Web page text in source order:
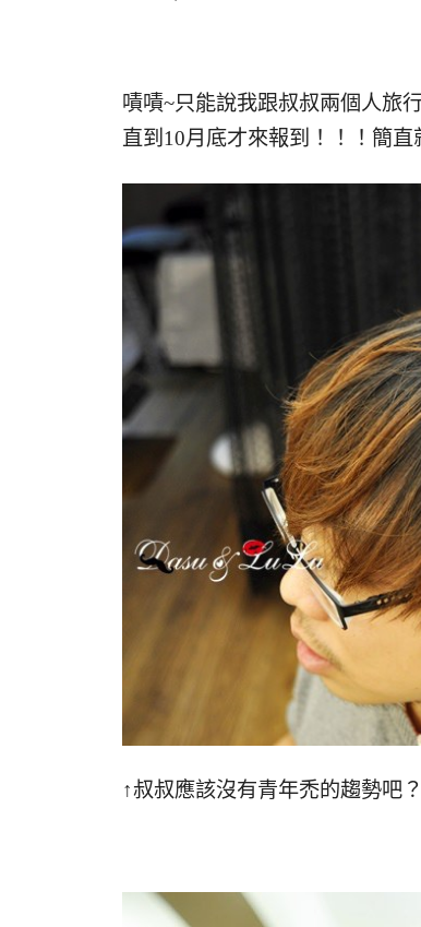
嘖嘖~只能說我跟叔叔兩個人旅
直到10月底才來報到！！！簡
↑叔叔應該沒有青年禿的趨勢吧